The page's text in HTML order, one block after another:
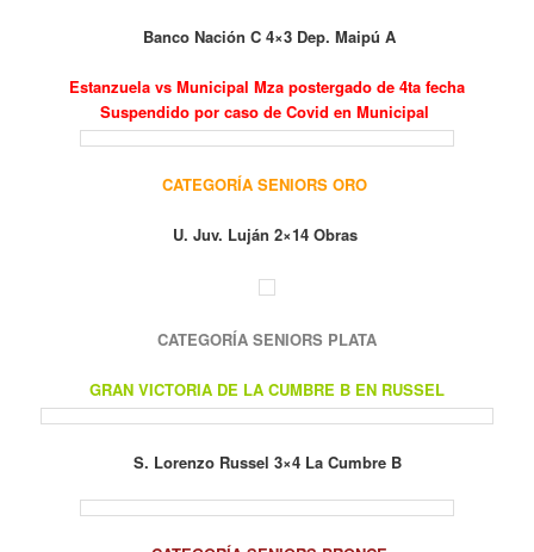
Banco Nación C 4×3 Dep. Maipú A
Estanzuela vs Municipal Mza postergado de 4ta fecha
Suspendido por caso de Covid en Municipal
CATEGORÍA SENIORS ORO
U. Juv. Luján 2×14 Obras
CATEGORÍA SENIORS PLATA
GRAN VICTORIA DE LA CUMBRE B EN RUSSEL
S. Lorenzo Russel 3×4 La Cumbre B